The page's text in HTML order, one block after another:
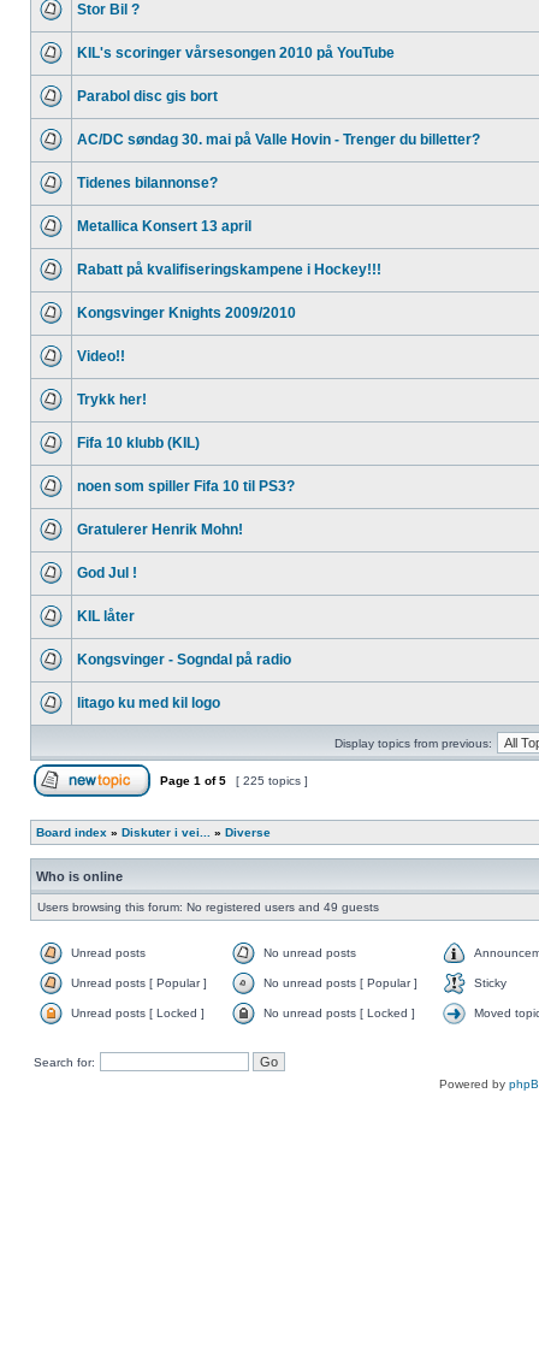
Stor Bil ?
KIL's scoringer vårsesongen 2010 på YouTube
Parabol disc gis bort
AC/DC søndag 30. mai på Valle Hovin - Trenger du billetter?
Tidenes bilannonse?
Metallica Konsert 13 april
Rabatt på kvalifiseringskampene i Hockey!!!
Kongsvinger Knights 2009/2010
Video!!
Trykk her!
Fifa 10 klubb (KIL)
noen som spiller Fifa 10 til PS3?
Gratulerer Henrik Mohn!
God Jul !
KIL låter
Kongsvinger - Sogndal på radio
litago ku med kil logo
Display topics from previous:
Page 1 of5 [ 225 topics ]
Board index » Diskuter i vei... » Diverse
Who is online
Users browsing this forum: No registered users and 49 guests
Unread posts No unread posts
Unread posts [ Popular ] No unread posts [ Popular ] Sticky
Unread posts [ Locked ] No unread posts [ Locked ] Moved
Search for:
Powered by